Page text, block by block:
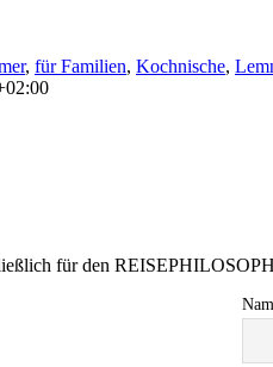
, für Familien, Kochnische,
für den